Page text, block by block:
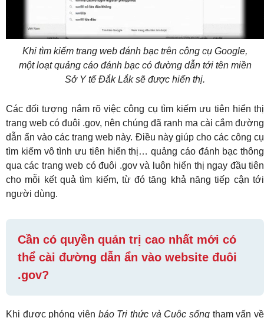
Khi tìm kiếm trang web đánh bạc trên công cụ Google,
một loạt quảng cáo đánh bạc có đường dẫn tới tên miền
Sở Y tế Đắk Lắk sẽ được hiển thị.
Các đối tượng nắm rõ việc công cụ tìm kiếm ưu tiên hiển thị
trang web có đuôi .gov, nên chúng đã ranh ma cài cắm đường
dẫn ẩn vào các trang web này. Điều này giúp cho các công cụ
tìm kiếm vô tình ưu tiên hiển thị… quảng cáo đánh bạc thông
qua các trang web có đuôi .gov và luôn hiển thị ngay đầu tiên
cho mỗi kết quả tìm kiếm, từ đó tăng khả năng tiếp cận tới
người dùng.
Cần có quyền quản trị cao nhất mới có
thể cài đường dẫn ẩn vào website đuôi
.gov?
Khi được phóng viên báo Tri thức và Cuộc sống tham vấn về